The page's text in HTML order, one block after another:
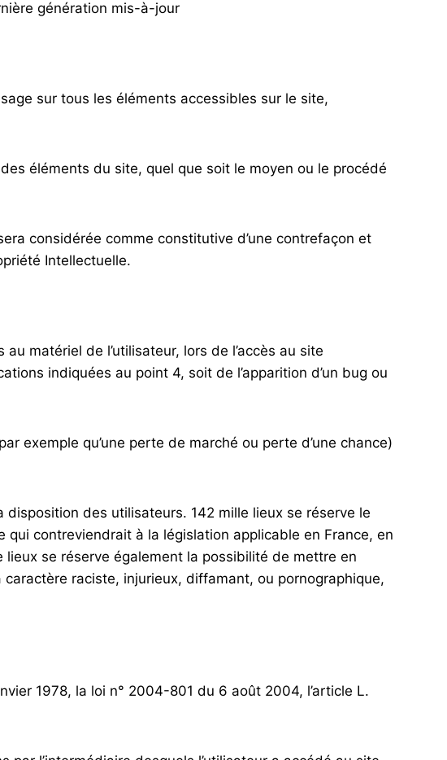
génération mis-à-jour
sur tous les éléments accessibles sur le site,
éléments du site, quel que soit le moyen ou le procédé
considérée comme constitutive d’une contrefaçon et
Intellectuelle.
matériel de l’utilisateur, lors de l’accès au site
indiquées au point 4, soit de l’apparition d’un bug ou
exemple qu’une perte de marché ou perte d’une chance)
des utilisateurs. 142 mille lieux se réserve le
contreviendrait à la législation applicable en France, en
se réserve également la possibilité de mettre en
raciste, injurieux, diffamant, ou pornographique,
1978, la loi n° 2004-801 du 6 août 2004, l’article L.